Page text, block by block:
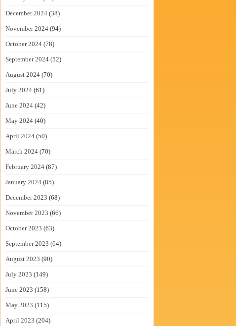
December 2024 (38)
November 2024 (94)
October 2024 (78)
September 2024 (52)
August 2024 (70)
July 2024 (61)
June 2024 (42)
May 2024 (40)
April 2024 (50)
March 2024 (70)
February 2024 (87)
January 2024 (85)
December 2023 (68)
November 2023 (66)
October 2023 (63)
September 2023 (64)
August 2023 (90)
July 2023 (149)
June 2023 (158)
May 2023 (115)
April 2023 (204)